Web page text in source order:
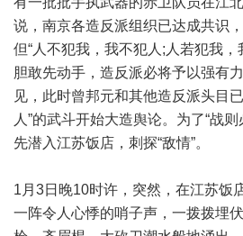
说，南京各造反派组织已达成共识
但“人不犯我，我不犯人;人若犯我，
胆敢先动手，造反派必将予以强有
见，此时曾邦元和其他造反派头目
人”的武斗开始大造舆论。为了“战
先潜入江苏饭店，刺探“敌情”。
1月3日晚10时许，突然，在江苏饭
一阵令人心悸的哨子声，一拨拨埋